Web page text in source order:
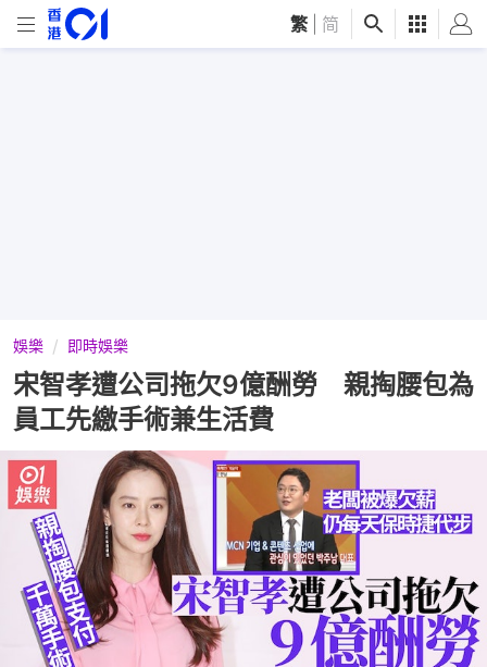
繁 简
娛樂 即時娛樂
宋智孝遭公司拖欠9億酬勞 親掏腰包為
員工先繳手術兼生活費